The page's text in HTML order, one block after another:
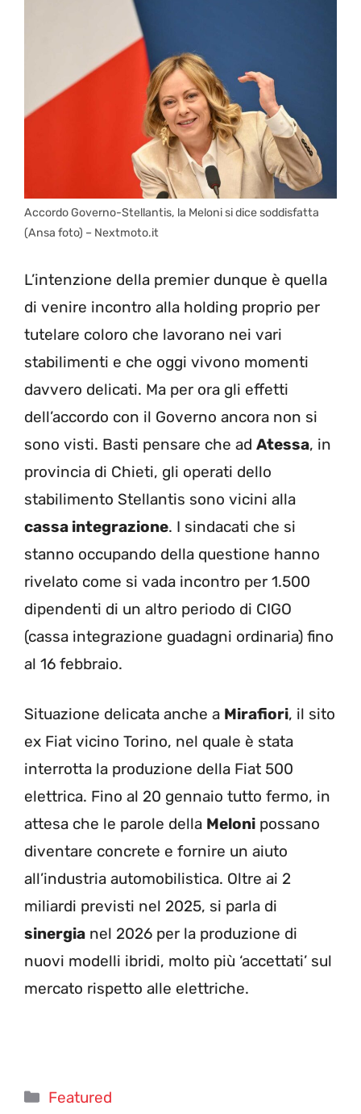
Accordo Governo-Stellantis, la Meloni si dice soddisfatta
(Ansa foto) – Nextmoto.it
L’intenzione della premier dunque è quella
di venire incontro alla holding proprio per
tutelare coloro che lavorano nei vari
stabilimenti e che oggi vivono momenti
davvero delicati. Ma per ora gli effetti
dell’accordo con il Governo ancora non si
sono visti. Basti pensare che ad Atessa, in
provincia di Chieti, gli operati dello
stabilimento Stellantis sono vicini alla
cassa integrazione. I sindacati che si
stanno occupando della questione hanno
rivelato come si vada incontro per 1.500
dipendenti di un altro periodo di CIGO
(cassa integrazione guadagni ordinaria) fino
al 16 febbraio.
Situazione delicata anche a Mirafiori, il sito
ex Fiat vicino Torino, nel quale è stata
interrotta la produzione della Fiat 500
elettrica. Fino al 20 gennaio tutto fermo, in
attesa che le parole della Meloni possano
diventare concrete e fornire un aiuto
all’industria automobilistica. Oltre ai 2
miliardi previsti nel 2025, si parla di
sinergia nel 2026 per la produzione di
nuovi modelli ibridi, molto più ‘accettati’ sul
mercato rispetto alle elettriche.
Categorie
Featured